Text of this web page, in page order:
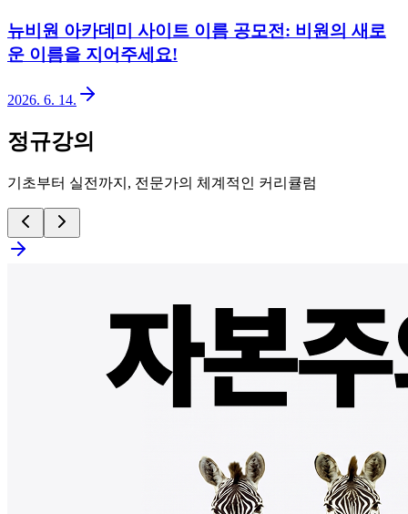
뉴비원 아카데미 사이트 이름 공모전: 비원의 새로
운 이름을 지어주세요!
2026. 6. 14.
정규강의
기초부터 실전까지, 전문가의 체계적인 커리큘럼